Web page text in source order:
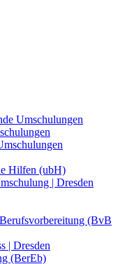
Umschulungen
Hilfen (ubH)
| Dresden
(BvB
| Dresden
(BerEb)